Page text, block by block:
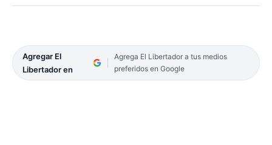
Agregar El
Libertador en
Agrega El Libertador a tus medios
preferidos en Google